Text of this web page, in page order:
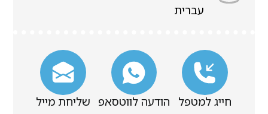
עברית
חייג למטפל הודעה לווטסאפ שליחת מייל